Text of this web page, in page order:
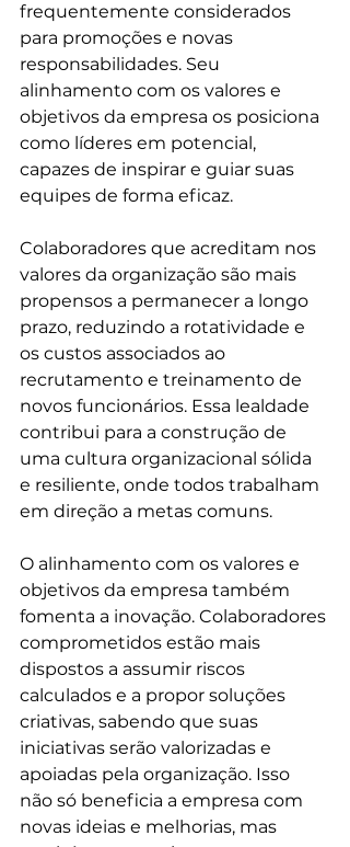
frequentemente considerados
para promoções e novas
responsabilidades. Seu
alinhamento com os valores e
objetivos da empresa os posiciona
como líderes em potencial,
capazes de inspirar e guiar suas
equipes de forma eficaz.
Colaboradores que acreditam nos
valores da organização são mais
propensos a permanecer a longo
prazo, reduzindo a rotatividade e
os custos associados ao
recrutamento e treinamento de
novos funcionários. Essa lealdade
contribui para a construção de
uma cultura organizacional sólida
e resiliente, onde todos trabalham
em direção a metas comuns.
O alinhamento com os valores e
objetivos da empresa também
fomenta a inovação. Colaboradores
comprometidos estão mais
dispostos a assumir riscos
calculados e a propor soluções
criativas, sabendo que suas
iniciativas serão valorizadas e
apoiadas pela organização. Isso
não só beneficia a empresa com
novas ideias e melhorias, mas